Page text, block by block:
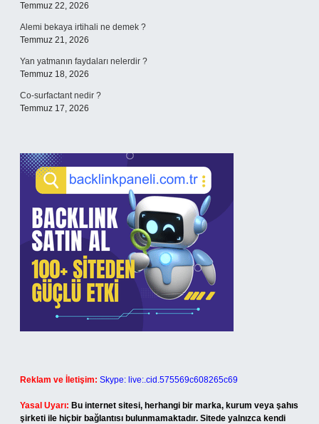
Temmuz 22, 2026
Alemi bekaya irtihali ne demek ?
Temmuz 21, 2026
Yan yatmanın faydaları nelerdir ?
Temmuz 18, 2026
Co-surfactant nedir ?
Temmuz 17, 2026
Reklam ve İletişim: Skype: live:.cid.575569c608265c69
Yasal Uyarı: Bu internet sitesi, herhangi bir marka, kurum veya şahıs
şirketi ile hiçbir bağlantısı bulunmamaktadır. Sitede yalnızca kendi